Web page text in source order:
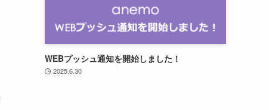
WEBプッシュ通知を開始しました！
2025.6.30